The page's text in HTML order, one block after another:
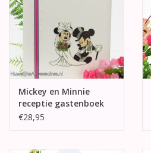
Mickey en Minnie
receptie gastenboek
€28,95